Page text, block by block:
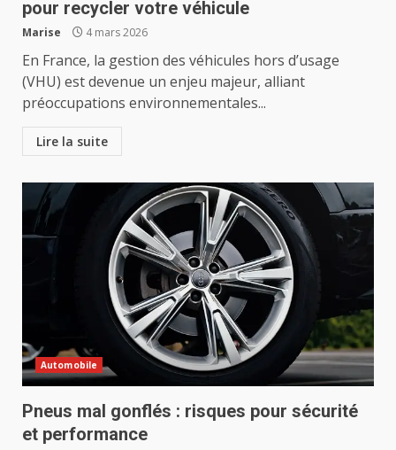
pour recycler votre véhicule
Marise 4 mars 2026
En France, la gestion des véhicules hors d’usage
(VHU) est devenue un enjeu majeur, alliant
préoccupations environnementales...
Lire la suite
Automobile
Pneus mal gonflés : risques pour sécurité
et performance